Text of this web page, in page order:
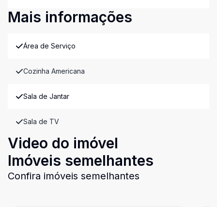
Mais informações
Área de Serviço
Cozinha Americana
Sala de Jantar
Sala de TV
Video do imóvel
Imóveis semelhantes
Confira imóveis semelhantes